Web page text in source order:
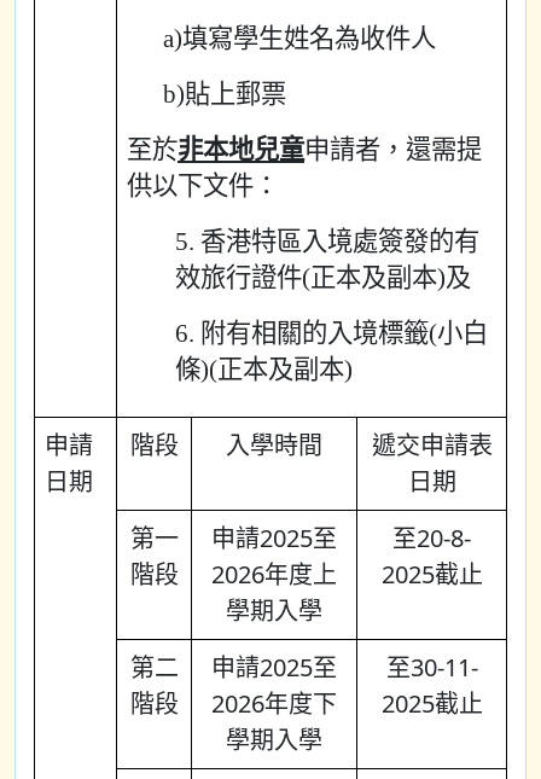
a)填寫學生姓名為收件人
b)貼上郵票
至於非本地兒童申請者，還需提
供以下文件：
5. 香港特區入境處簽發的有
效旅行證件(正本及副本)及
6. 附有相關的入境標籤(小白
條)(正本及副本)
申請
日期
階段 入學時間
遞交申請表
日期
第一
階段
申請2025至
2026年度上
學期入學
至20-8-
2025截止
第二
階段
申請2025至
2026年度下
學期入學
至30-11-
2025截止